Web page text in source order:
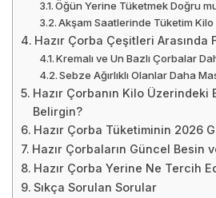
Öğün Yerine Tüketmek Doğru
Akşam Saatlerinde Tüketim Kilo
Hazır Çorba Çeşitleri Arasında
Kremalı ve Un Bazlı Çorbalar
Sebze Ağırlıklı Olanlar Daha
Hazır Çorbanın Kilo Üzerindeki
Belirgin?
Hazır Çorba Tüketiminin 2026
Hazır Çorbaların Güncel Besin
Hazır Çorba Yerine Ne Tercih
Sıkça Sorulan Sorular